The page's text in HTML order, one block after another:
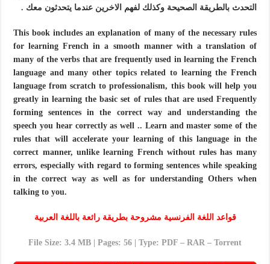
التحدث بالطريقة الصحيحة وكذلك لفهم الاخرين عندما يتحدثون معك .
This book includes an explanation of many of the necessary rules
for learning French in a smooth manner with a translation of
many of the verbs that are frequently used in learning the French
language and many other topics related to learning the French
language from scratch to professionalism, this book will help you
greatly in learning the basic set of rules that are used Frequently
forming sentences in the correct way and understanding the
speech you hear correctly as well .. Learn and master some of the
rules that will accelerate your learning of this language in the
correct manner, unlike learning French without rules has many
errors, especially with regard to forming sentences while speaking
in the correct way as well as for understanding Others when
talking to you.
قواعد اللغة الفرنسية مشروحة بطريقة رائعة باللغة العربية
File Size: 3.4 MB | Pages: 56 | Type: PDF – RAR – Torrent